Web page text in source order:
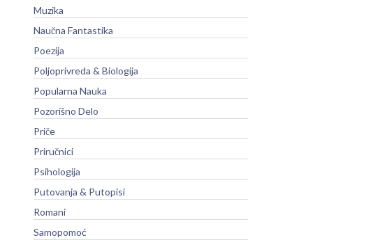
Muzika
Naučna Fantastika
Poezija
Poljoprivreda & Biologija
Popularna Nauka
Pozorišno Delo
Priče
Priručnici
Psihologija
Putovanja & Putopisi
Romani
Samopomoć